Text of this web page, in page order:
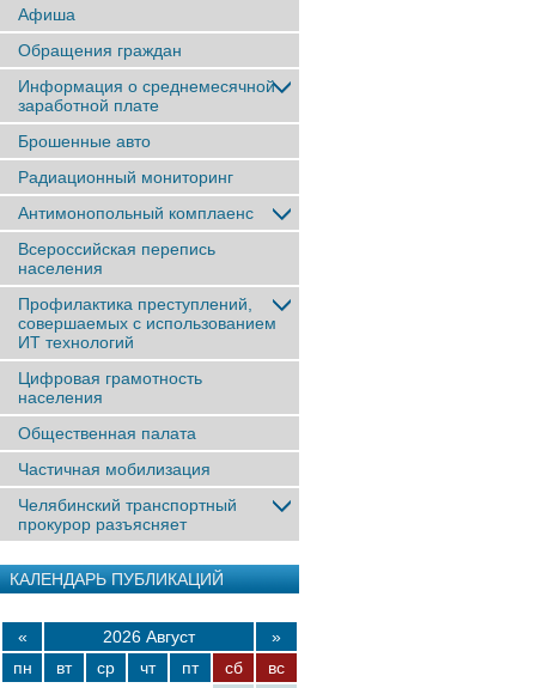
Афиша
Обращения граждан
Информация о среднемесячной
заработной плате
Брошенные авто
Радиационный мониторинг
Антимонопольный комплаенс
Всероссийская перепись
населения
Профилактика преступлений,
совершаемых с использованием
ИТ технологий
Цифровая грамотность
населения
Общественная палата
Частичная мобилизация
Челябинский транспортный
прокурор разъясняет
КАЛЕНДАРЬ ПУБЛИКАЦИЙ
« 2026 Август
»
пн
вт ср чт пт сб
вс